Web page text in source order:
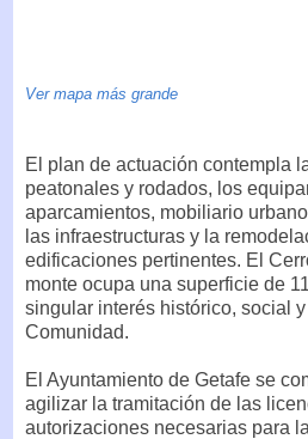
Ver mapa más grande
El plan de actuación contempla
peatonales y rodados, los
aparcamientos, mobiliario
las infraestructuras y la
edificaciones pertinentes. El
monte ocupa una superficie de
singular interés histórico, social
Comunidad.
El Ayuntamiento de Getafe se
agilizar la tramitación de las
autorizaciones necesarias para